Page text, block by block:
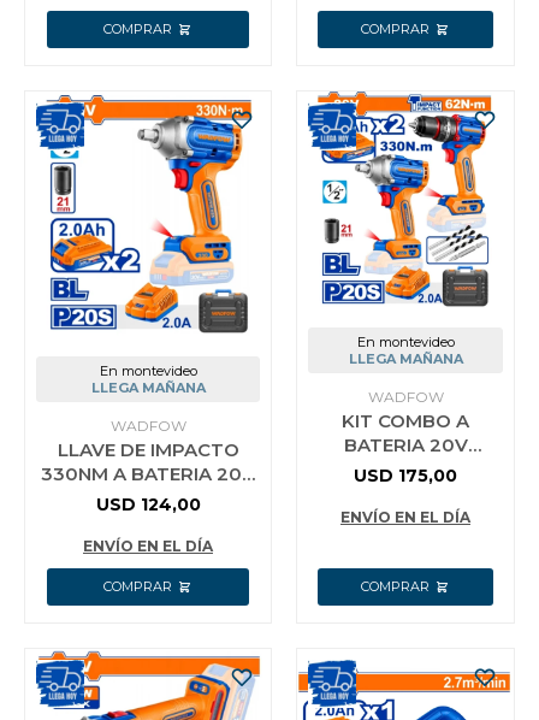
En montevideo
LLEGA MAÑANA
WADFOW
LLAVE DE IMPACTO
330NM A BATERIA 20V
+ 2 BAT 2.0AH +
VALIJA
USD 124,00
ENVÍO EN EL DÍA
En montevideo
LLEGA MAÑANA
WADFOW
KIT COMBO A
BATERIA 20V
TALADRO ATORN.
62NM + LLAVE
USD 175,00
ENVÍO EN EL DÍA